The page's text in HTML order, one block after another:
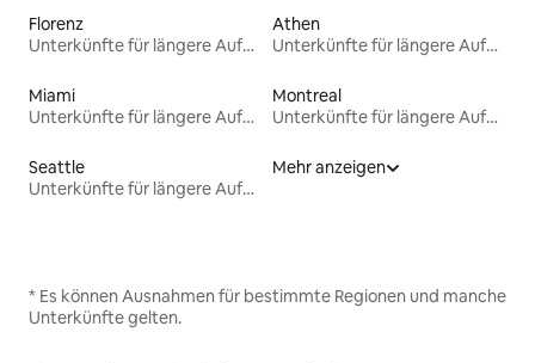
Florenz
Unterkünfte für längere Aufenthalte
Athen
Unterkünfte für längere Aufenthalte
Miami
Unterkünfte für längere Aufenthalte
Montreal
Unterkünfte für längere Aufenthalte
Seattle
Unterkünfte für längere Aufenthalte
Mehr anzeigen
* Es können Ausnahmen für bestimmte Regionen und manche
Unterkünfte gelten.